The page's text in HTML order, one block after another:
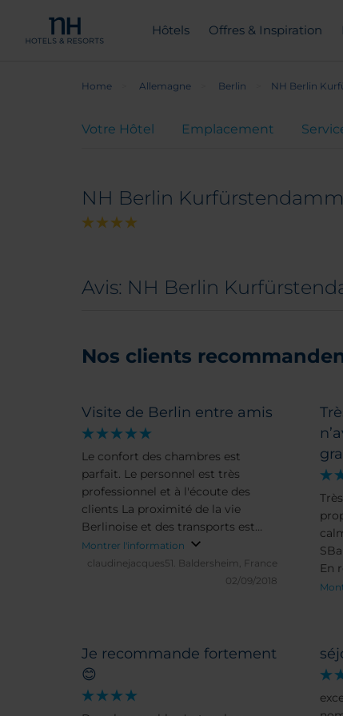
Hôtels Offres & Inspiration
Home Allemagne Berlin NH Berlin
Votre Hôtel Emplacement
NH Berlin Kurfürstendamm
Avis: NH Berlin
Nos clients
Visite de Berlin entre amis
Le confort des chambres est
parfait. Le personnel est très
professionnel et à l'écoute des
clients La proximité de la vie
Berlinoise et des transports est
très appréciable. Excellent à tout
point de vue, situation et confort.
Montrer l'information
claudinejacques51. Baldersheim, France
02/09/2018
En
du
Je recommande fortement
😊